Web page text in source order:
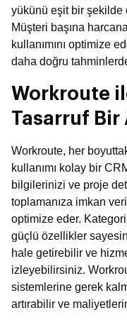
yükünü eşit bir şekilde
Müşteri başına
kullanımını optimize
daha doğru
Workroute
Tasarruf Bir
Workroute, her
kullanımı kolay bir
bilgilerinizi ve proje
toplamanıza imkan
optimize eder.
güçlü özellikler
hale getirebilir ve
izleyebilirsiniz.
sistemlerine gerek
artırabilir ve